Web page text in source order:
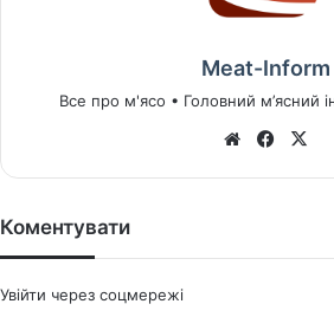
Meat-Inform
Все про м'ясо • Головний м’ясний
We
Fa
Коментувати
Увійти через соцмережі